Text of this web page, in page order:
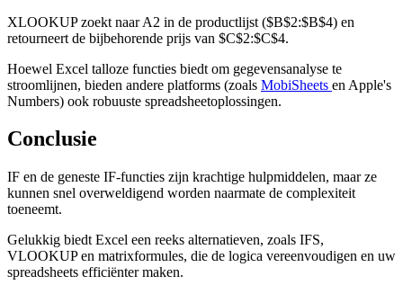
XLOOKUP zoekt naar A2 in de productlijst ($B$2:$B$4) en
retourneert de bijbehorende prijs van $C$2:$C$4.
Hoewel Excel talloze functies biedt om gegevensanalyse te
stroomlijnen, bieden andere platforms (zoals MobiSheets en Apple's
Numbers) ook robuuste spreadsheetoplossingen.
Conclusie
IF en de geneste IF-functies zijn krachtige hulpmiddelen, maar ze
kunnen snel overweldigend worden naarmate de complexiteit
toeneemt.
Gelukkig biedt Excel een reeks alternatieven, zoals IFS,
VLOOKUP en matrixformules, die de logica vereenvoudigen en uw
spreadsheets efficiënter maken.